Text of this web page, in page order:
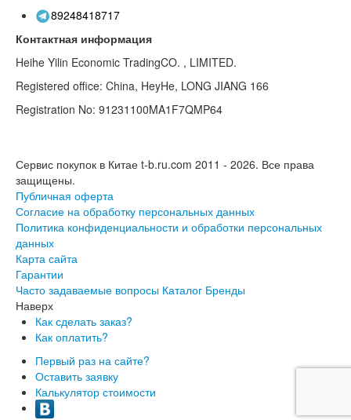
89248418717
Контактная информация
Heihe Yilin Economic TradingCO. , LIMITED.
Registered office: China, HeyHe, LONG JIANG 166
Registration No: 91231100MA1F7QMP64
Сервис покупок в Китае t-b.ru.com 2011 - 2026. Все права
защищены.
Публичная оферта
Согласие на обработку персональных данных
Политика конфиденциальности и обработки персональных
данных
Карта сайта
Гарантии
Часто задаваемые вопросы Каталог Бренды
Наверх
Как сделать заказ?
Как оплатить?
Первый раз на сайте?
Оставить заявку
Калькулятор стоимости